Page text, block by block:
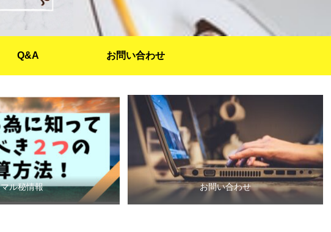
Q&A お問い合わせ
マル秘情報 お問い合わせ